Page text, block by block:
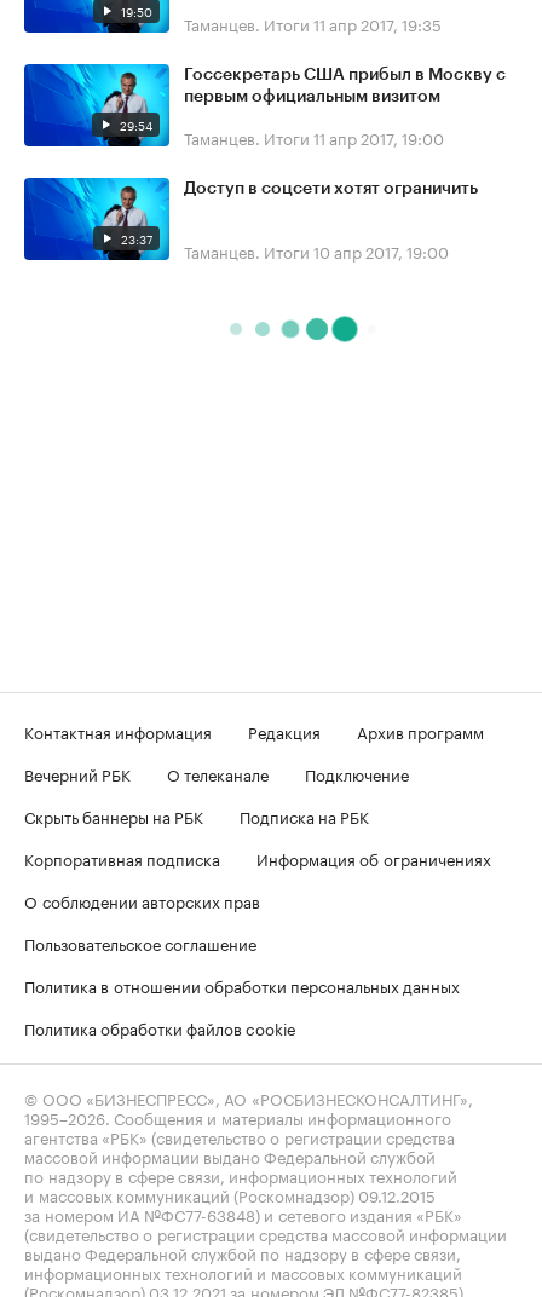
19:50 Таманцев. Итоги 11 апр 2017, 19:35
29:54
Госсекретарь США прибыл в Москву с
первым официальным визитом
Таманцев. Итоги 11 апр 2017, 19:00
23:37
Доступ в соцсети хотят ограничить
Таманцев. Итоги 10 апр 2017, 19:00
Контактная информация Редакция
Архив программ
Вечерний РБК
О телеканале
Подключение
Скрыть баннеры на РБК
Подписка на РБК
Корпоративная подписка
Информация об ограничениях
О соблюдении авторских прав
Пользовательское соглашение
Политика в отношении обработки персональных данных
Политика обработки файлов cookie
© ООО «БИЗНЕСПРЕСС», АО «РОСБИЗНЕСКОНСАЛТИНГ»,
1995–2026 . Сообщения и материалы информационного
агентства «РБК» (свидетельство о регистрации средства
массовой информации выдано Федеральной службой
по надзору в сфере связи, информационных технологий
и массовых коммуникаций (Роскомнадзор) 09.12.2015
за номером ИА №ФС77-63848) и сетевого издания «РБК»
(свидетельство о регистрации средства массовой информации
выдано Федеральной службой по надзору в сфере связи,
информационных технологий и массовых коммуникаций
(Роскомнадзор) 03.12.2021 за номером ЭЛ №ФС77-82385)